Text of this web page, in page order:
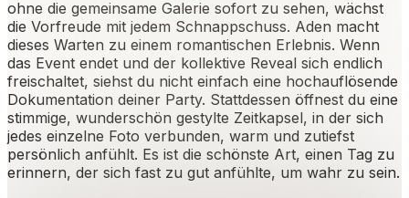
ohne die gemeinsame Galerie sofort zu sehen, wächst
die Vorfreude mit jedem Schnappschuss. Aden macht
dieses Warten zu einem romantischen Erlebnis. Wenn
das Event endet und der kollektive Reveal sich endlich
freischaltet, siehst du nicht einfach eine hochauflösende
Dokumentation deiner Party. Stattdessen öffnest du eine
stimmige, wunderschön gestylte Zeitkapsel, in der sich
jedes einzelne Foto verbunden, warm und zutiefst
persönlich anfühlt. Es ist die schönste Art, einen Tag zu
erinnern, der sich fast zu gut anfühlte, um wahr zu sein.